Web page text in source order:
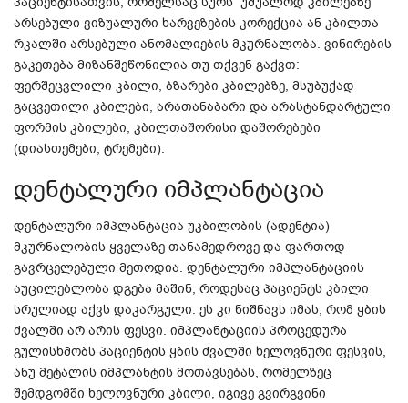
არსებული ვიზუალური ხარვეზების კორექცია ან კბილთა
რკალში არსებული ანომალიების მკურნალობა. ვინირების
გაკეთება მიზანშეწონილია თუ თქვენ გაქვთ:
ფერშეცვლილი კბილი, ბზარები კბილებზე, მსუბუქად
გაცვეთილი კბილები, არათანაბარი და არასტანდარტული
ფორმის კბილები, კბილთაშორისი დაშორებები
(დიასთემები, ტრემები).
დენტალური იმპლანტაცია
დენტალური იმპლანტაცია უკბილობის (ადენტია)
მკურნალობის ყველაზე თანამედროვე და ფართოდ
გავრცელებული მეთოდია. დენტალური იმპლანტაციის
აუცილებლობა დგება მაშინ, როდესაც პაციენტს კბილი
სრულიად აქვს დაკარგული. ეს კი ნიშნავს იმას, რომ ყბის
ძვალში არ არის ფესვი. იმპლანტაციის პროცედურა
გულისხმობს პაციენტის ყბის ძვალში ხელოვნური ფესვის,
ანუ მეტალის იმპლანტის მოთავსებას, რომელზეც
შემდგომში ხელოვნური კბილი, იგივე გვირგვინი